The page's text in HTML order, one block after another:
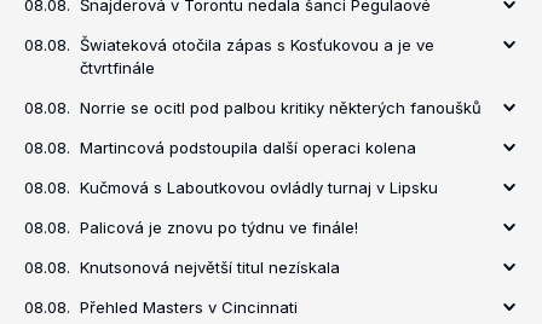
08.08. Šnajderová v Torontu nedala šanci Pegulaové
08.08. Šwiateková otočila zápas s Kosťukovou a je ve
čtvrtfinále
08.08. Norrie se ocitl pod palbou kritiky některých fanoušků
08.08. Martincová podstoupila další operaci kolena
08.08. Kučmová s Laboutkovou ovládly turnaj v Lipsku
08.08. Palicová je znovu po týdnu ve finále!
08.08. Knutsonová největší titul nezískala
08.08. Přehled Masters v Cincinnati